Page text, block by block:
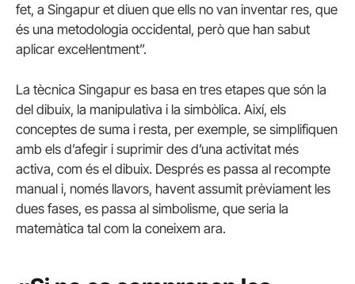
fet, a Singapur et diuen que ells no van inventar res, que
és una metodologia occidental, però que han sabut
aplicar excel·lentment”.
La tècnica Singapur es basa en tres etapes que són la
del dibuix, la manipulativa i la simbòlica. Així, els
conceptes de suma i resta, per exemple, se simplifiquen
amb els d’afegir i suprimir des d’una activitat més
activa, com és el dibuix. Després es passa al recompte
manual i, només llavors, havent assumit prèviament les
dues fases, es passa al simbolisme, que seria la
matemàtica tal com la coneixem ara.